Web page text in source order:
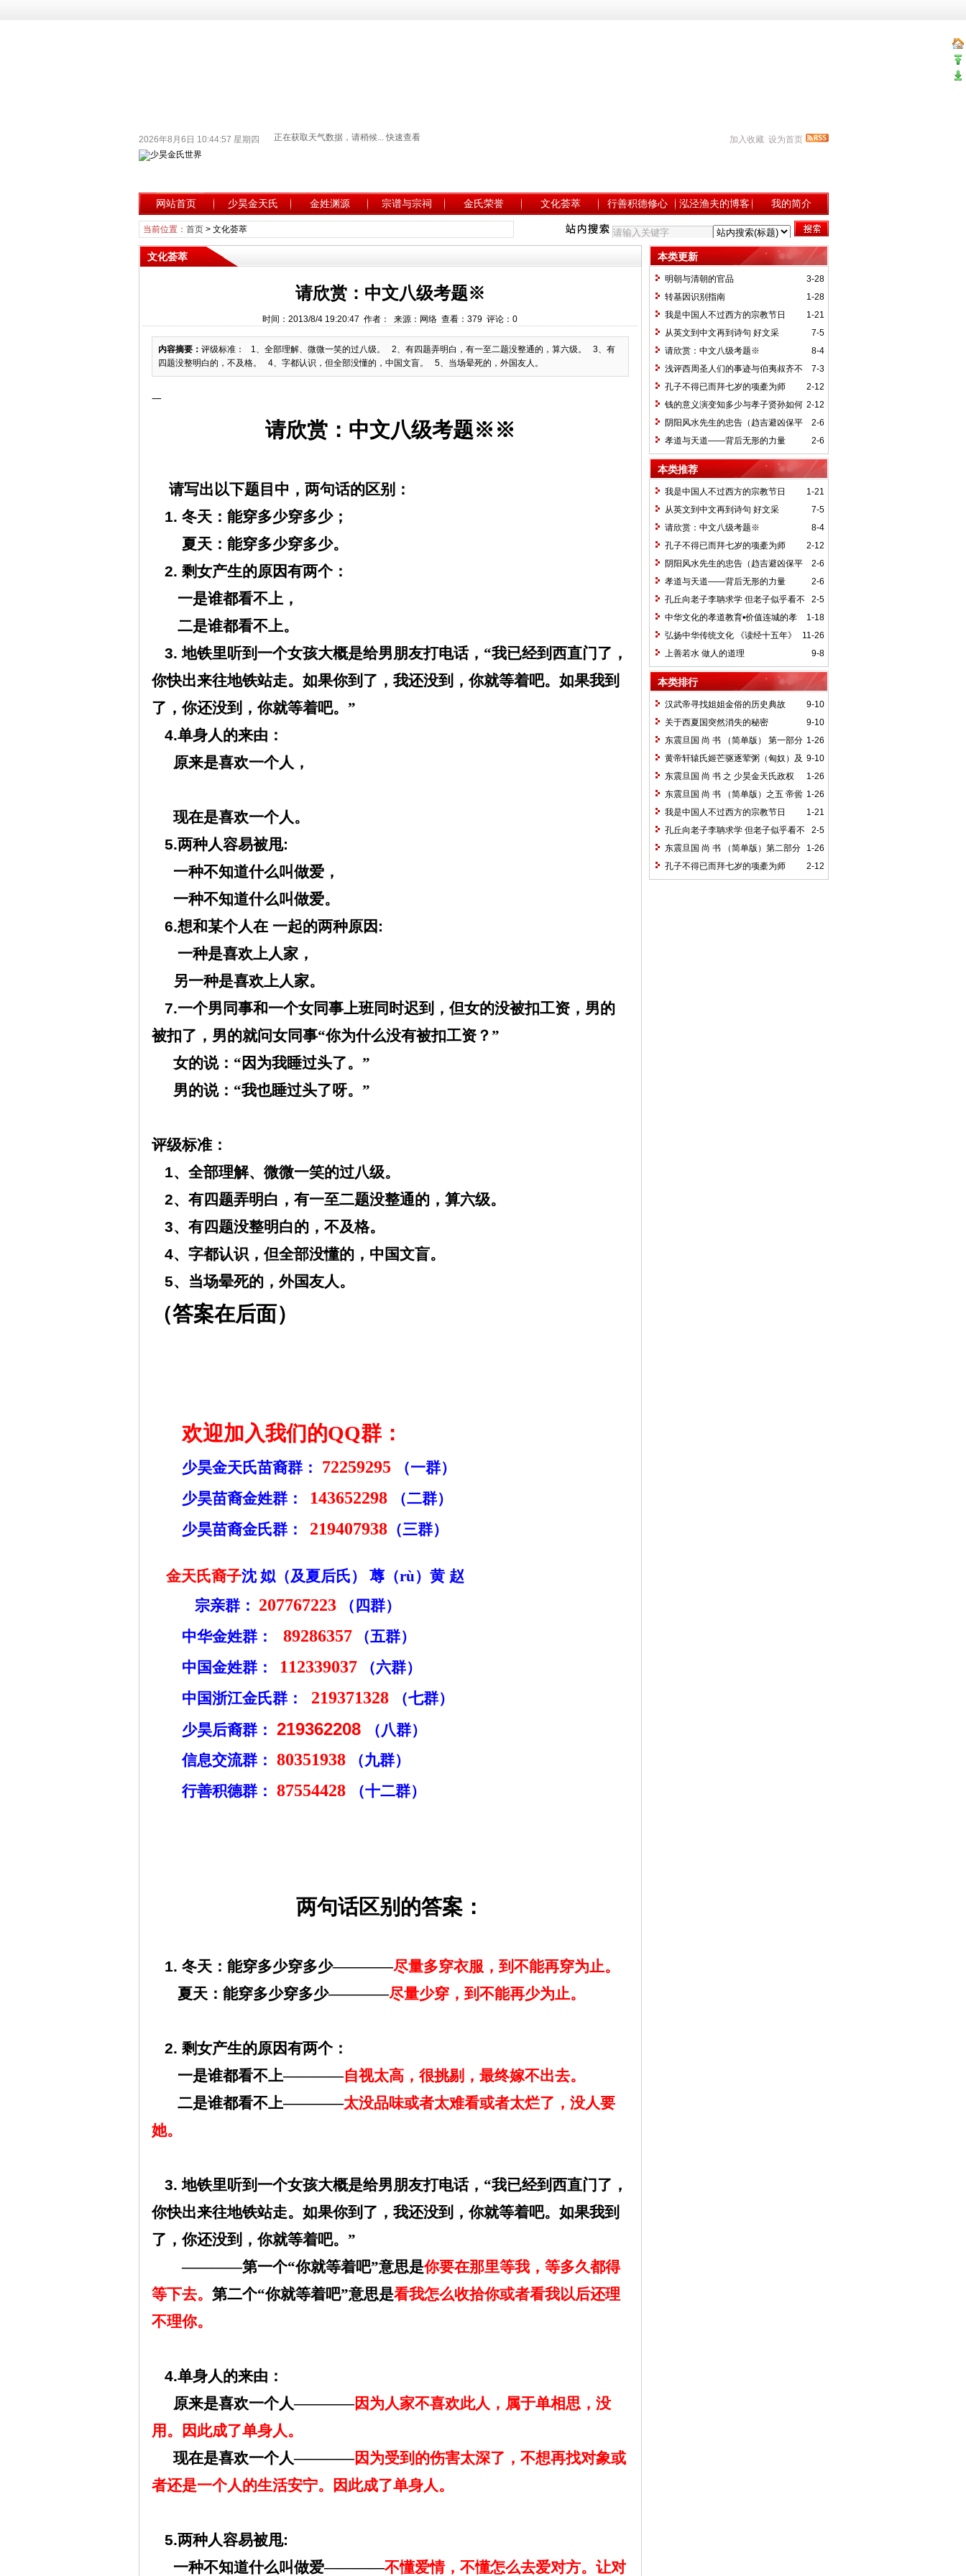
2026年8月6日 10:44:58 星期四 加入收藏 设为首页
网站首页 少昊金天氏 金姓渊源 宗谱与宗祠 金氏荣誉 文化荟萃 行善积德修心 泓泾渔夫的博客 我的简介
当前位置： 首页> 文化荟萃
文化荟萃
请欣赏：中文八级考题※
时间：2013/8/4 19:20:47 作者： 来源：网络 查看：379 评论：0
内容摘要： 评级标准： 1、全部理解、微微一笑的过八级。 2、有四题弄明白，有一至二题没整通的，算六级。 3、有
四题没整明白的，不及格。 4、字都认识，但全部没懂的，中国文盲。 5、当场晕死的，外国友人。
一
请欣赏：中文八级考题※※
请写出以下题目中，两句话的区别：
1. 冬天：能穿多少穿多少；
夏天：能穿多少穿多少。
2. 剩女产生的原因有两个：
一是谁都看不上，
二是谁都看不上。
3.地铁里听到一个女孩大概是给男朋友打电话，“我已经到西直门了，
你快出来往地铁站走。如果你到了，我还没到，你就等着吧。如果我到
了，你还没到，你就等着吧。”
4.单身人的来由：
原来是喜欢一个人，
现在是喜欢一个人。
5.两种人容易被甩:
一种不知道什么叫做爱，
一种不知道什么叫做爱。
6.想和某个人在 一起的两种原因 :
一种是喜欢上人家，
另一种是喜欢上人家。
7.一个男同事和一个女同事上班同时迟到，但女的没被扣工资，男的
被扣了，男的就问女同事“你为什么没有被扣工资？”
女的说：“因为我睡过头了。”
男的说：“我也睡过头了呀。”
评级标准：
1、全部理解、微微一笑的过八级。
2、有四题弄明白，有一至二题没整通的，算六级。
3、有四题没整明白的，不及格。
4、字都认识，但全部没懂的，中国文盲。
5、当场晕死的，外国友人。
（答案在后面）
欢迎加入我们的QQ群：
少昊金天氏苗裔群： 72259295
（一群）
少昊苗裔金姓群：
143652298
（二群）
少昊苗裔金氏群：
219407938（三群）
金天氏裔子沈 姒（及夏后氏） 蓐（rù）黄 赵
宗亲群： 207767223
（四群）
中华金姓群：
89286357
（五群）
中国金姓群：
112339037
（六群）
中国浙江金氏群：
219371328
（七群）
少昊后裔群： 219362208
（八群）
信息交流群： 80351938
（九群）
行善积德群： 87554428 （十二群）
两句话区别的答案：
1. 冬天：能穿多少穿多少————尽量多穿衣服，到不能再穿为止。
夏天：能穿多少穿多少————尽量少穿，到不能再少为止。
2. 剩女产生的原因有两个：
一是谁都看不上————自视太高，很挑剔，最终嫁不出去。
二是谁都看不上————太没品味或者太难看或者太烂了，没人要
她。
3.地铁里听到一个女孩大概是给男朋友打电话，“我已经到西直门了，
你快出来往地铁站走。如果你到了，我还没到，你就等着吧。如果我到
了，你还没到，你就等着吧。”
————第一个“你就等着吧”意思是你要在那里等我，等多久都得
等下去。 第二个“你就等着吧”意思是看我怎么收拾你或者看我以后还理
不理你。
4.单身人的来由：
原来是喜欢一个人————因为人家不喜欢此人，属于单相思，没
用。因此成了单身人。
现在是喜欢一个人————因为受到的伤害太深了，不想再找对象或
者还是一个人的生活安宁。因此成了单身人。
5.两种人容易被甩:
一种不知道什么叫做爱————不懂爱情，不懂怎么去爱对方。让对
本类更新
3-28
明朝与清朝的官品
1-28
转基因识别指南
1-21
我是中国人不过西方的宗教节日
7-5
从英文到中文再到诗句 好文采
8-4
请欣赏：中文八级考题※
7-3
浅评西周圣人们的事迹与伯夷叔齐不
食周粟
2-12
孔子不得已而拜七岁的项橐为师
2-12
钱的意义演变知多少与孝子贤孙如何
做节敬祖先
2-6
阴阳风水先生的忠告（趋吉避凶保平
安）
2-6
孝道与天道——背后无形的力量
本类推荐
1-21
我是中国人不过西方的宗教节日
7-5
从英文到中文再到诗句 好文采
8-4
请欣赏：中文八级考题※
2-12
孔子不得已而拜七岁的项橐为师
2-6
阴阳风水先生的忠告（趋吉避凶保平
安）
2-6
孝道与天道——背后无形的力量
2-5
孔丘向老子李聃求学 但老子似乎看不
起孔子
1-18
中华文化的孝道教育•价值连城的孝
道文化（视频链接）
11-26
弘扬中华传统文化 《读经十五年》
讲义
9-8
上善若水 做人的道理
本类排行
9-10
汉武帝寻找姐姐金俗的历史典故
9-10
关于西夏国突然消失的秘密
1-26
东震旦国 尚 书 （简单版） 第一部分
伏羲女娲氏政权
9-10
黄帝轩辕氏姬芒驱逐荤粥（匈奴）及
日磾与伦之后人的历史典故
1-26
东震旦国 尚 书 之 少昊金天氏政权
颛顼高阳氏政权
1-26
东震旦国 尚 书 （简单版）之五 帝喾
高辛氏 帝挚青阳氏 帝尧陶唐氏 帝舜有虞
氏政权
1-21
我是中国人不过西方的宗教节日
2-5
孔丘向老子李聃求学 但老子似乎看不
起孔子
1-26
东震旦国 尚 书 （简单版）第二部分
炎帝魁隗氏政权与神农氏政权
2-12
孔子不得已而拜七岁的项橐为师